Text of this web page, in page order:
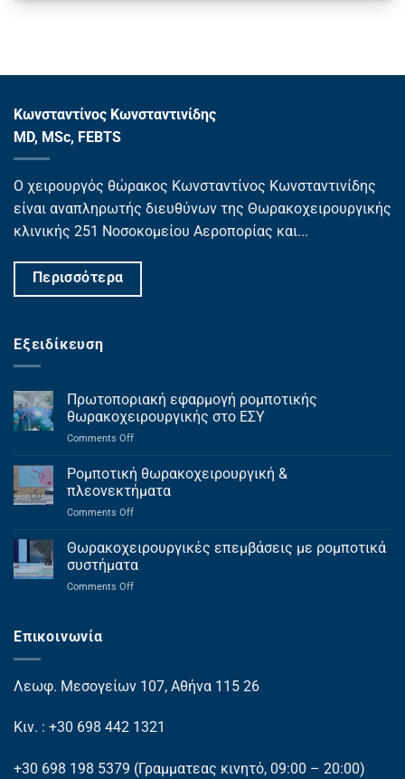
Κωνσταντίνος Κωνσταντινίδης
MD, MSc, FEBTS
Ο χειρουργός θώρακος Κωνσταντίνος Κωνσταντινίδης
είναι αναπληρωτής διευθύνων της Θωρακοχειρουργικής
κλινικής 251 Νοσοκομείου Αεροπορίας και...
Περισσότερα
Εξειδίκευση
Πρωτοποριακή εφαρμογή ρομποτικής
θωρακοχειρουργικής στο ΕΣΥ
Comments Offon
εφαρμογή
ρομποτικής
θωρακοχειρουργικής
στο
Ρομποτική θωρακοχειρουργική &
πλεονεκτήματα
Comments Offon
θωρακοχειρουργική
πλεονεκτήματα
Θωρακοχειρουργικές επεμβάσεις με ρομποτικά
συστήματα
Comments Offon
Επικοινωνία
Λεωφ. Μεσογείων 107, Αθήνα 115 26
Κιν. : +30 698 442 1321
+30 698 198 5379 (Γραμματεας κινητό, 09:00 – 20:00)